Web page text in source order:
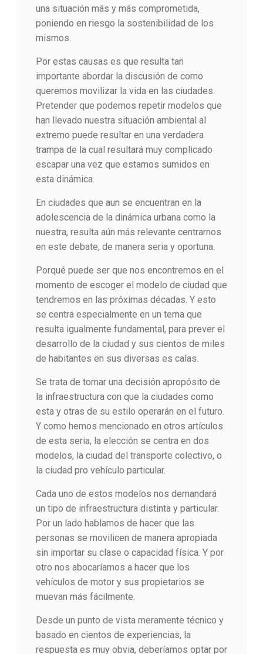
una situación más y más comprometida,
poniendo en riesgo la sostenibilidad de los
mismos.
Por estas causas es que resulta tan
importante abordar la discusión de como
queremos movilizar la vida en las ciudades.
Pretender que podemos repetir modelos que
han llevado nuestra situación ambiental al
extremo puede resultar en una verdadera
trampa de la cual resultará muy complicado
escapar una vez que estamos sumidos en
esta dinámica.
En ciudades que aun se encuentran en la
adolescencia de la dinámica urbana como la
nuestra, resulta aún más relevante centrarnos
en este debate, de manera seria y oportuna.
Porqué puede ser que nos encontremos en el
momento de escoger el modelo de ciudad que
tendremos en las próximas décadas. Y esto
se centra especialmente en un tema que
resulta igualmente fundamental, para prever el
desarrollo de la ciudad y sus cientos de miles
de habitantes en sus diversas es calas.
Se trata de tomar una decisión apropósito de
la infraestructura con que la ciudades como
esta y otras de su estilo operarán en el futuro.
Y como hemos mencionado en otros artículos
de esta seria, la elección se centra en dos
modelos, la ciudad del transporte colectivo, o
la ciudad pro vehículo particular.
Cada uno de estos modelos nos demandará
un tipo de infraestructura distinta y particular.
Por un lado hablamos de hacer que las
personas se movilicen de manera apropiada
sin importar su clase o capacidad física. Y por
otro nos abocaríamos a hacer que los
vehículos de motor y sus propietarios se
muevan más fácilmente.
Desde un punto de vista meramente técnico y
basado en cientos de experiencias, la
respuesta es muy obvia, deberíamos optar por